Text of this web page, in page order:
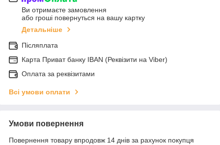
Ви отримаєте замовлення
або гроші повернуться на вашу картку
Детальніше
Післяплата
Карта Приват банку IBAN (Реквізити на Viber)
Оплата за реквізитами
Всі умови оплати
Умови повернення
Повернення товару впродовж 14 днів за рахунок покупця